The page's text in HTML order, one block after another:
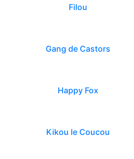
Filou
Gang de Castors
Happy Fox
Kikou le Coucou